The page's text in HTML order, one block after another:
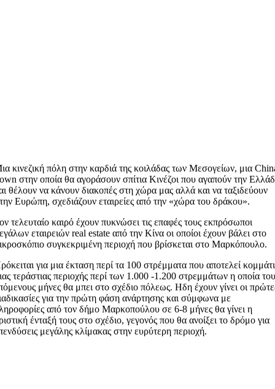
κινεζική πόλη στην καρδιά της κοιλάδας των Μεσογείων, μια
στην οποία θα αγοράσουν σπίτια Κινέζοι που αγαπούν την
θέλουν να κάνουν διακοπές στη χώρα μας αλλά και να ταξιδεύουν
Ευρώπη, σχεδιάζουν εταιρείες από την «χώρα του δράκου».
τελευταίο καιρό έχουν πυκνώσει τις επαφές τους εκπρόσωποι
εταιρειών real estate από την Κίνα οι οποίοι έχουν βάλει στο
συγκεκριμένη περιοχή που βρίσκεται στο Μαρκόπουλο.
για μια έκταση περί τα 100 στρέμματα που αποτελεί κομμάτι
τεράστιας περιοχής περί των 1.000 -1.200 στρεμμάτων η οποία
μήνες θα μπει στο σχέδιο πόλεως. Ηδη έχουν γίνει οι
για την πρώτη φάση ανάρτησης και σύμφωνα με
από τον δήμο Μαρκοπούλου σε 6-8 μήνες θα γίνει η
ένταξή τους στο σχέδιο, γεγονός που θα ανοίξει το δρόμο για
μεγάλης κλίμακας στην ευρύτερη περιοχή.